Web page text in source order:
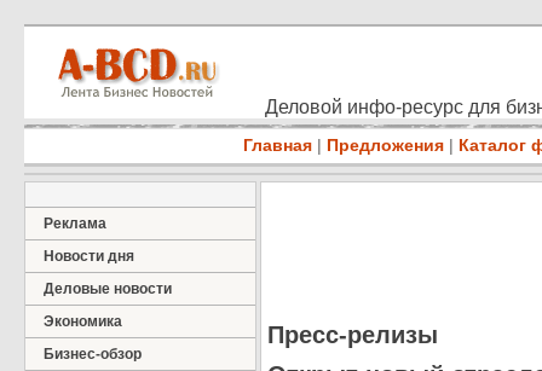
Деловой инфо-ресурс для
Главная | Предложения | Каталог
Реклама
Новости дня
Деловые новости
Экономика
Бизнес-обзор
Пресс-релизы